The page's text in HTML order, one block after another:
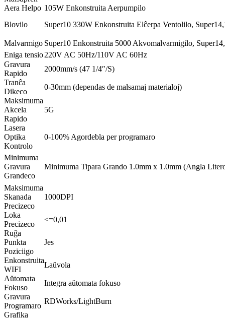
Aera Helpo 105W Enkonstruita Aerpumpilo
Blovilo
Super10 330W Enkonstruita Elĉerpa Ventolilo,
Malvarmigo Super10 Enkonstruita 5000 Akvomalvarmigilo,
Eniga tensio220V AC 50Hz/110V AC 60Hz
Gravura
Rapido
2000mm/s (47 1/4″/S)
Tranĉa
Dikeco
0-30mm (dependas de malsamaj materialoj)
Maksimuma
Akcela
Rapido
5G
Lasera
Optika
Kontrolo
0-100% Agordebla per programaro
Minimuma
Gravura
Grandeco
Minimuma Tipara Grando 1.0mm x 1.0mm (Angla
Maksimuma
Skanada
Precizeco
1000DPI
Loka
Precizeco
<=0,01
Ruĝa
Punkta
Poziciigo
Jes
Enkonstruita
WIFI
Laŭvola
Aŭtomata
Fokuso
Integra aŭtomata fokuso
Gravura
Programaro
RDWorks/LightBurn
Grafika